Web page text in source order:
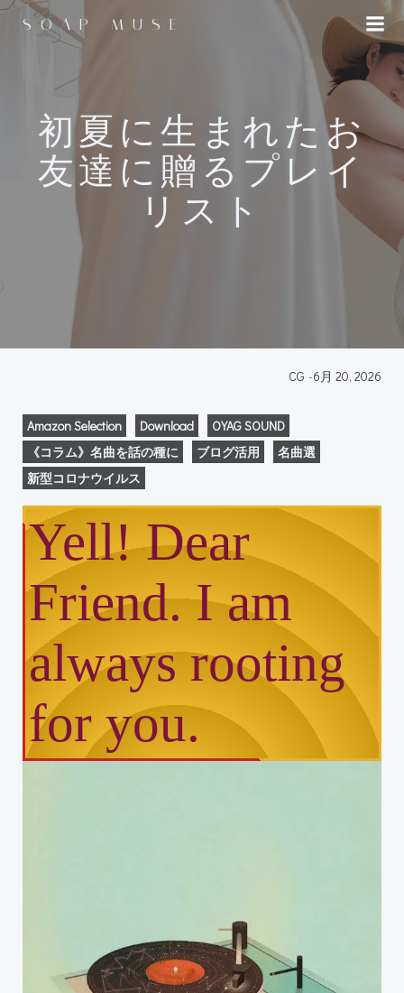
ス
キ
ッ
プ
SOAP MUSE
初夏に生まれたお
友達に贈るプレイ
リスト
CG -6月 20, 2026
Amazon Selection Download
OYAG SOUND
《コラム》名曲を話の種に
ブログ活用
名曲選
新型コロナウイルス
Yell! Dear
Friend. I am
always rooting
for you.